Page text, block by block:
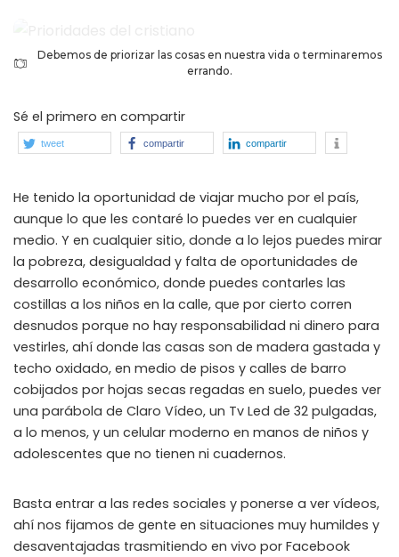
Debemos de priorizar las cosas en nuestra vida o terminaremos
errando.
Sé el primero en compartir
tweet compartir compartir
He tenido la oportunidad de viajar mucho por el país,
aunque lo que les contaré lo puedes ver en cualquier
medio. Y en cualquier sitio, donde a lo lejos puedes mirar
la pobreza, desigualdad y falta de oportunidades de
desarrollo económico, donde puedes contarles las
costillas a los niños en la calle, que por cierto corren
desnudos porque no hay responsabilidad ni dinero para
vestirles, ahí donde las casas son de madera gastada y
techo oxidado, en medio de pisos y calles de barro
cobijados por hojas secas regadas en suelo, puedes ver
una parábola de Claro Vídeo, un Tv Led de 32 pulgadas,
a lo menos, y un celular moderno en manos de niños y
adolescentes que no tienen ni cuadernos.
Basta entrar a las redes sociales y ponerse a ver vídeos,
ahí nos fijamos de gente en situaciones muy humildes y
desaventajadas trasmitiendo en vivo por Facebook